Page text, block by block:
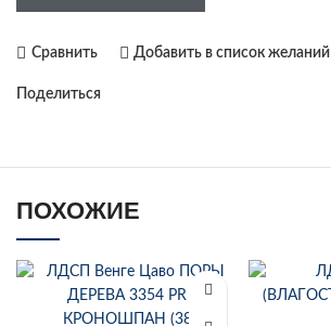
Сравнить Добавить в список желаний
Поделиться
ПОХОЖИЕ